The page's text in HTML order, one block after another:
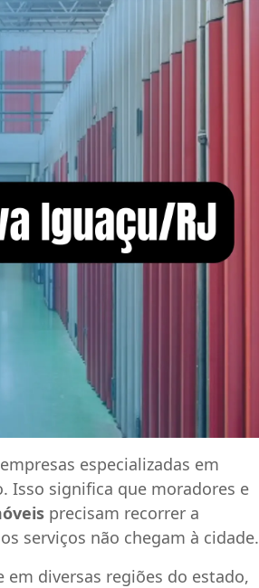
especializadas em
Isso significa que moradores e
precisam recorrer a
serviços não chegam à cidade.
diversas regiões do estado,